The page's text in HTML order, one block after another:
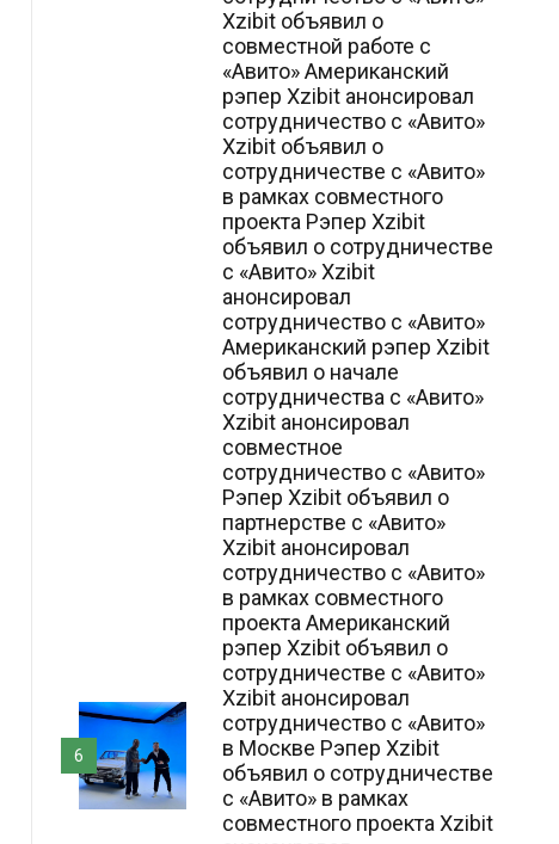
Xzibit объявил о
совместной работе с
«Авито» Американский
рэпер Xzibit анонсировал
сотрудничество с «Авито»
Xzibit объявил о
сотрудничестве с «Авито»
в рамках совместного
проекта Рэпер Xzibit
объявил о сотрудничестве
с «Авито» Xzibit
анонсировал
сотрудничество с «Авито»
Американский рэпер Xzibit
объявил о начале
сотрудничества с «Авито»
Xzibit анонсировал
совместное
сотрудничество с «Авито»
Рэпер Xzibit объявил о
партнерстве с «Авито»
Xzibit анонсировал
сотрудничество с «Авито»
в рамках совместного
проекта Американский
рэпер Xzibit объявил о
сотрудничестве с «Авито»
Xzibit анонсировал
сотрудничество с «Авито»
в Москве Рэпер Xzibit
объявил о сотрудничестве
с «Авито» в рамках
совместного проекта Xzibit
6